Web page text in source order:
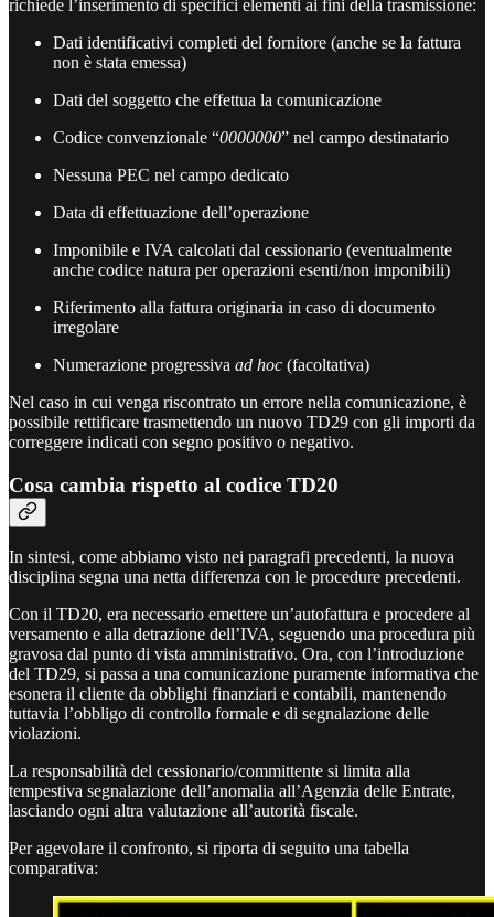
richiede l’inserimento di specifici elementi ai fini della trasmissione:
Dati identificativi completi del fornitore (anche se la fattura
non è stata emessa)
Dati del soggetto che effettua la comunicazione
Codice convenzionale “0000000” nel campo destinatario
Nessuna PEC nel campo dedicato
Data di effettuazione dell’operazione
Imponibile e IVA calcolati dal cessionario (eventualmente
anche codice natura per operazioni esenti/non imponibili)
Riferimento alla fattura originaria in caso di documento
irregolare
Numerazione progressiva ad hoc (facoltativa)
Nel caso in cui venga riscontrato un errore nella comunicazione, è
possibile rettificare trasmettendo un nuovo TD29 con gli importi da
correggere indicati con segno positivo o negativo.
Cosa cambia rispetto al codice TD20
In sintesi, come abbiamo visto nei paragrafi precedenti, la nuova
disciplina segna una netta differenza con le procedure precedenti.
Con il TD20, era necessario emettere un’autofattura e procedere al
versamento e alla detrazione dell’IVA, seguendo una procedura più
gravosa dal punto di vista amministrativo. Ora, con l’introduzione
del TD29, si passa a una comunicazione puramente informativa che
esonera il cliente da obblighi finanziari e contabili, mantenendo
tuttavia l’obbligo di controllo formale e di segnalazione delle
violazioni.
La responsabilità del cessionario/committente si limita alla
tempestiva segnalazione dell’anomalia all’Agenzia delle Entrate,
lasciando ogni altra valutazione all’autorità fiscale.
Per agevolare il confronto, si riporta di seguito una tabella
comparativa: